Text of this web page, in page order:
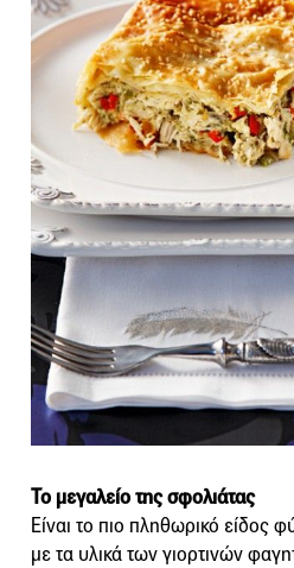
Το μεγαλείο της σφολιάτας
Είναι το πιο πληθωρικό είδος
με τα υλικά των γιορτινών